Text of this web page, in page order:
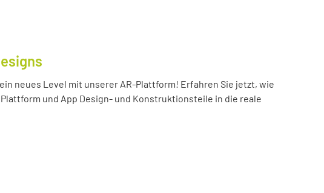
neues Level mit unserer AR-Plattform! Erfahren Sie jetzt, wie
und App Design- und Konstruktionsteile in die reale